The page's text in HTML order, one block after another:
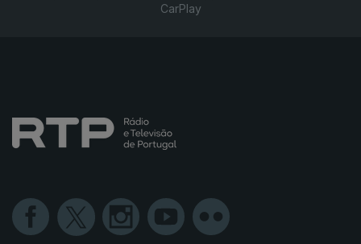
CarPlay